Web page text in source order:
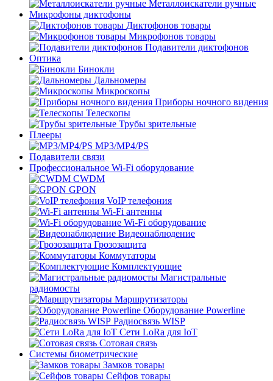
Металлоискатели ручные
Микрофоны диктофоны
Диктофонов товары
Микрофонов товары
Подавители диктофонов
Оптика
Бинокли
Дальномеры
Микроскопы
Приборы ночного видения
Телескопы
Трубы зрительные
Плееры
MP3/MP4/PS
Подавители связи
Профессиональное Wi-Fi оборудование
CWDM
GPON
VoIP телефония
Wi-Fi антенны
Wi-Fi оборудование
Видеонаблюдение
Грозозащита
Коммутаторы
Комплектующие
Магистральные
радиомосты
Маршрутизаторы
Оборудование Powerline
Радиосвязь WISP
Сети LoRa для IoT
Сотовая связь
Системы биометрические
Замков товары
Сейфов товары